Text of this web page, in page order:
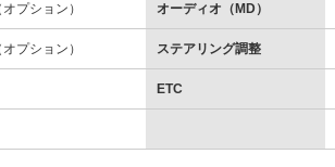
プション） オーディオ（MD）
プション） ステアリング調整
ETC